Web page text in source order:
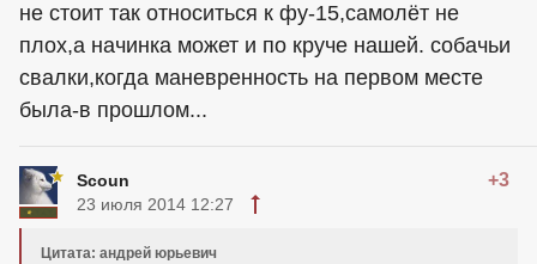
не стоит так относиться к фу-15,самолёт не
плох,а начинка может и по круче нашей. собачьи
свалки,когда маневренность на первом месте
была-в прошлом...
Scoun +3
23 июля 2014 12:27
Цитата: андрей юрьевич